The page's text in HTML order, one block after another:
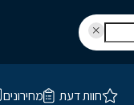
חוות דעת מחירונים